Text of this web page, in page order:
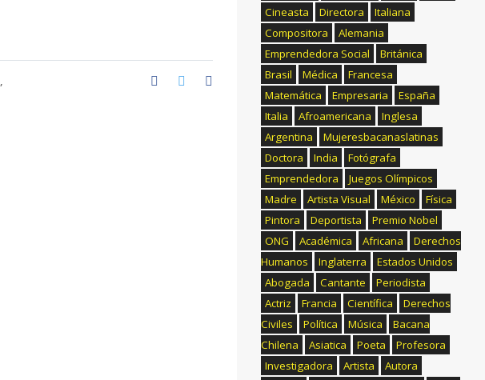
,
Cineasta
Directora
Italiana
Compositora
Alemania
Emprendedora Social
Británica
Brasil
Médica
Francesa
Matemática
Empresaria
España
Italia
Afroamericana
Inglesa
Argentina
Mujeresbacanaslatinas
Doctora
India
Fotógrafa
Emprendedora
Juegos Olímpicos
Madre
Artista Visual México
Física
Pintora
Deportista
Premio Nobel
ONG
Académica Africana
Derechos
Humanos
Inglaterra
Estados Unidos
Abogada
Cantante
Periodista
Actriz
Francia Científica
Derechos
Civiles
Política Música
Bacana
Chilena
Asiatica Poeta
Profesora
Investigadora
Artista
Autora